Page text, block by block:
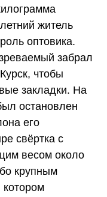
житель
оптовика.
забрал
чтобы
закладки. На
остановлен
его
свёртка с
весом около
крупным